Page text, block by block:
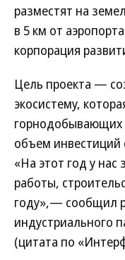
разместят на
в 5 км от
корпорация
Цель проекта —
экосистему,
горнодобывающих
объем инвестиций
«На этот год у
работы,
году»,— сообщил
индустриального
(цитата по